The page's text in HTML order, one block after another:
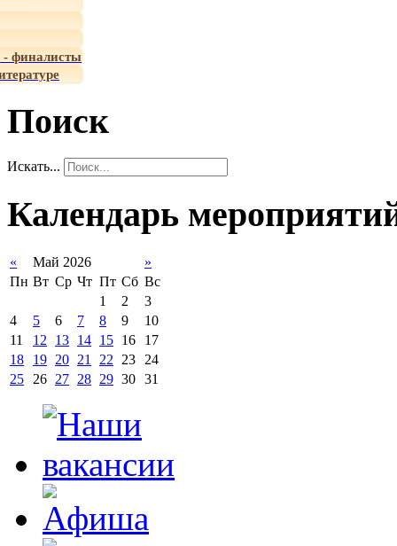
- финалисты
Поиск
Искать...
Календарь
« Май 2026
»
Пн Вт Ср Чт Пт Сб Вс
1
2
3
4
5 6 7 8 9
10
11
12 13 14 15 16
17
18
19 20 21 22 23
24
25
26 27 28 29 30 31